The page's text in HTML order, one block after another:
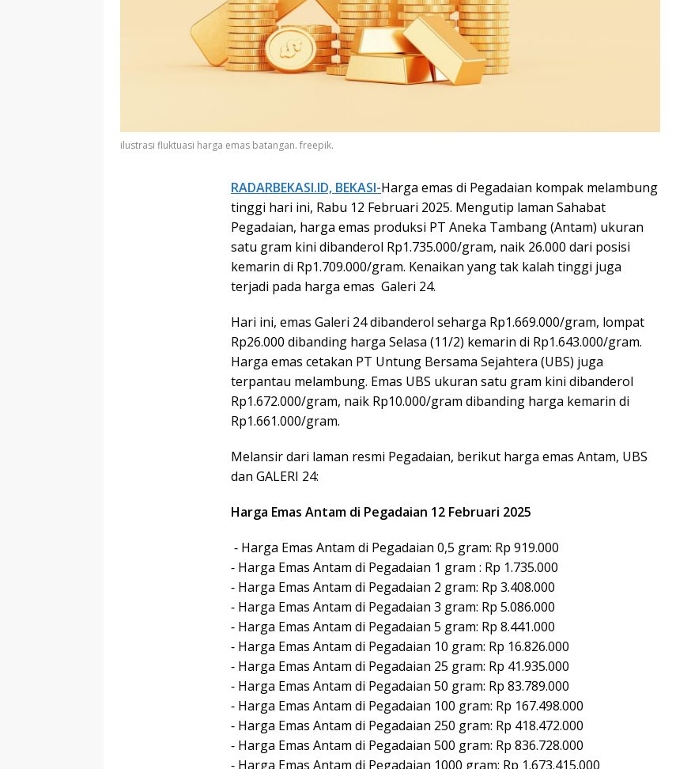
ilustrasi fluktuasi harga emas batangan. freepik.
RADARBEKASI.ID, BEKASI-Harga emas di Pegadaian kompak melambung
tinggi hari ini, Rabu 12 Februari 2025. Mengutip laman Sahabat
Pegadaian, harga emas produksi PT Aneka Tambang (Antam) ukuran
satu gram kini dibanderol Rp1.735.000/gram, naik 26.000 dari posisi
kemarin di Rp1.709.000/gram. Kenaikan yang tak kalah tinggi juga
terjadi pada harga emas Galeri 24.
Hari ini, emas Galeri 24 dibanderol seharga Rp1.669.000/gram, lompat
Rp26.000 dibanding harga Selasa (11/2) kemarin di Rp1.643.000/gram.
Harga emas cetakan PT Untung Bersama Sejahtera (UBS) juga
terpantau melambung. Emas UBS ukuran satu gram kini dibanderol
Rp1.672.000/gram, naik Rp10.000/gram dibanding harga kemarin di
Rp1.661.000/gram.
Melansir dari laman resmi Pegadaian, berikut harga emas Antam, UBS
dan GALERI 24:
Harga Emas Antam di Pegadaian 12 Februari 2025
⁃ Harga Emas Antam di Pegadaian 0,5 gram: Rp 919.000
⁃ Harga Emas Antam di Pegadaian 1 gram : Rp 1.735.000
⁃ Harga Emas Antam di Pegadaian 2 gram: Rp 3.408.000
⁃ Harga Emas Antam di Pegadaian 3 gram: Rp 5.086.000
⁃ Harga Emas Antam di Pegadaian 5 gram: Rp 8.441.000
⁃ Harga Emas Antam di Pegadaian 10 gram: Rp 16.826.000
⁃ Harga Emas Antam di Pegadaian 25 gram: Rp 41.935.000
⁃ Harga Emas Antam di Pegadaian 50 gram: Rp 83.789.000
⁃ Harga Emas Antam di Pegadaian 100 gram: Rp 167.498.000
⁃ Harga Emas Antam di Pegadaian 250 gram: Rp 418.472.000
⁃ Harga Emas Antam di Pegadaian 500 gram: Rp 836.728.000
⁃ Harga Emas Antam di Pegadaian 1000 gram: Rp 1.673.415.000